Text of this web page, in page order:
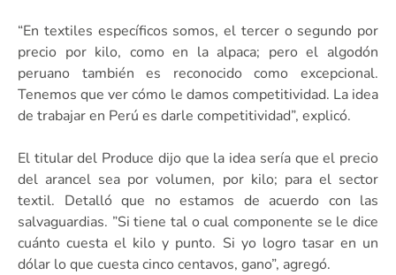
“En textiles específicos somos, el tercer o segundo por
precio por kilo, como en la alpaca; pero el algodón
peruano también es reconocido como excepcional.
Tenemos que ver cómo le damos competitividad. La idea
de trabajar en Perú es darle competitividad”, explicó.
El titular del Produce dijo que la idea sería que el precio
del arancel sea por volumen, por kilo; para el sector
textil. Detalló que no estamos de acuerdo con las
salvaguardias. ”Si tiene tal o cual componente se le dice
cuánto cuesta el kilo y punto. Si yo logro tasar en un
dólar lo que cuesta cinco centavos, gano”, agregó.